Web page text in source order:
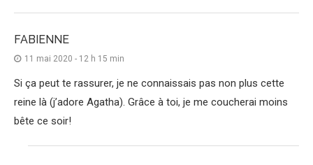
FABIENNE
11 mai 2020 - 12 h 15 min
Si ça peut te rassurer, je ne connaissais pas non plus cette
reine là (j’adore Agatha). Grâce à toi, je me coucherai moins
bête ce soir!